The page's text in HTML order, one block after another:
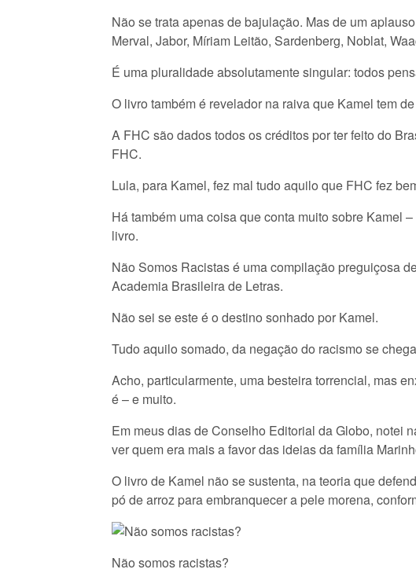
Não se trata apenas de bajulação. Mas de um
Merval, Jabor, Míriam Leitão, Sardenberg, Noblat,
É uma pluralidade absolutamente singular: todos
O livro também é revelador na raiva que Kamel tem
A FHC são dados todos os créditos por ter feito do
FHC.
Lula, para Kamel, fez mal tudo aquilo que FHC fez
Há também uma coisa que conta muito sobre Kamel
livro.
Não Somos Racistas é uma compilação preguiçosa
Academia Brasileira de Letras.
Não sei se este é o destino sonhado por Kamel.
Tudo aquilo somado, da negação do racismo se
Acho, particularmente, uma besteira torrencial, mas
é – e muito.
Em meus dias de Conselho Editorial da Globo, notei
ver quem era mais a favor das ideias da família
O livro de Kamel não se sustenta, na teoria que
pó de arroz para embranquecer a pele morena,
Não somos racistas?